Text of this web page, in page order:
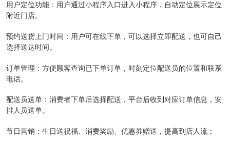
用户定位功能：用户通过小程序入口进入小程序，自动定位展示定位
附近门店。
预约送货上门时间：用户可在线下单，可以选择立即配送，也可自己
选择送达时间。
订单管理：方便顾客查询已下单订单，时刻定位配送员的位置和联系
电话。
配送员送单：消费者下单后选择配送，平台后收到对应订单信息，安
排人员送单。
节日营销：生日送祝福、消费奖励、优惠券赠送，提高到店人流；